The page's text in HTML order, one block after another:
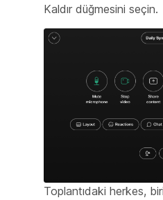
Kaldır düğmesini seçin.
Toplantıdaki herkes,